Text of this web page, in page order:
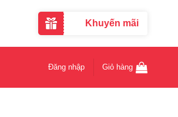
Khuyến mãi
Đăng nhập Giỏ hàng